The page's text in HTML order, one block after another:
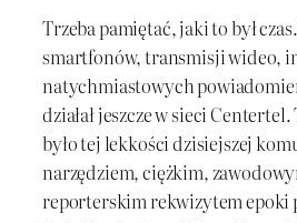
Trzeba pamiętać, jaki to był
smartfonów, transmisji wideo,
natychmiastowych
działał jeszcze w sieci
było tej lekkości dzisiejszej
narzędziem, ciężkim,
reporterskim rekwizytem epoki